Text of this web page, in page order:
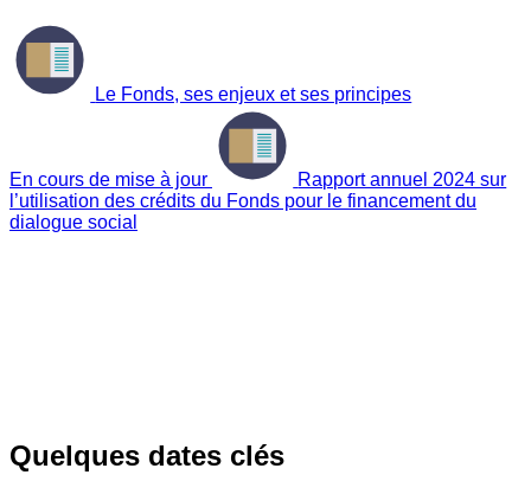
Le Fonds, ses enjeux et ses principes
En cours de mise à jour
Rapport annuel 2024 sur
l’utilisation des crédits du Fonds pour le financement du
dialogue social
Quelques dates clés